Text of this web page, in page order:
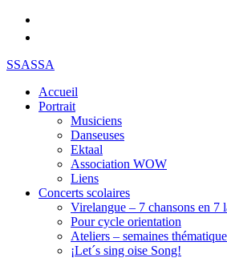
SSASSA
Accueil
Portrait
Musiciens
Danseuses
Ektaal
Association WOW
Liens
Concerts scolaires
Virelangue – 7 chansons en 7
Pour cycle orientation
Ateliers – semaines
¡Let´s sing oise Song!